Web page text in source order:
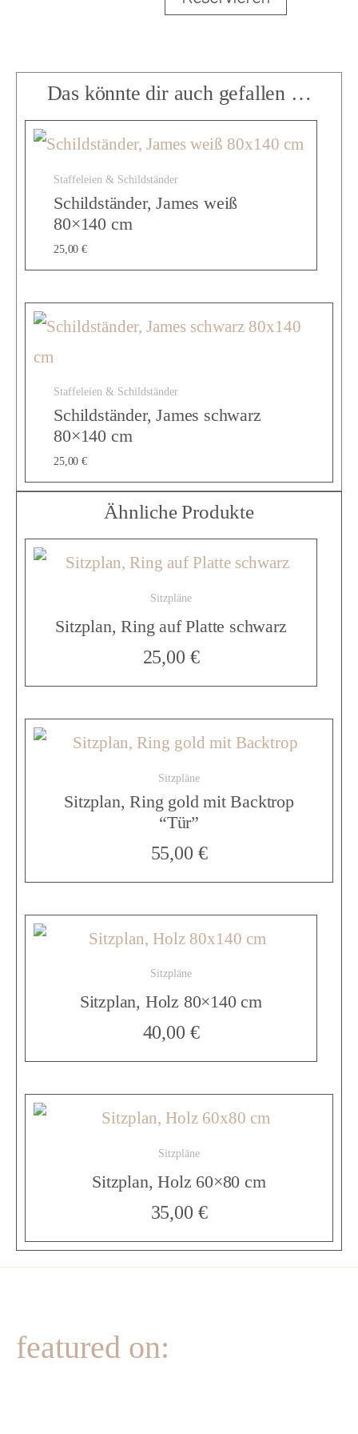
i
t
z
p
a
n
A
c
r
y
l
k
l
a
r
h
ä
n
g
e
Das könnte dir auch gefallen …
Staffeleien & Schildständer
Schildständer, James weiß
80×140 cm
25,00 €
Staffeleien & Schildständer
Schildständer, James schwarz
80×140 cm
25,00 €
Ähnliche Produkte
Sitzpläne
Sitzplan, Ring auf Platte schwarz
25,00 €
Sitzpläne
Sitzplan, Ring gold mit Backtrop
“Tür”
55,00 €
Sitzpläne
Sitzplan, Holz 80×140 cm
40,00 €
Sitzpläne
Sitzplan, Holz 60×80 cm
35,00 €
featured on: